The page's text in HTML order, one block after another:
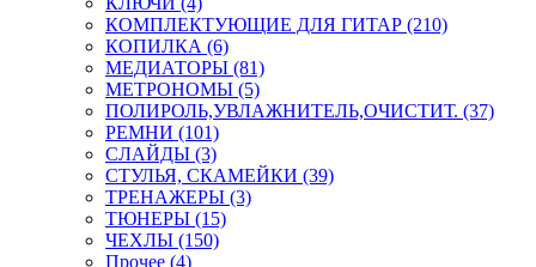
КОМПЛЕКТУЮЩИЕ ДЛЯ ГИТАР (210)
КОПИЛКА (6)
МЕДИАТОРЫ (81)
МЕТРОНОМЫ (5)
ПОЛИРОЛЬ,УВЛАЖНИТЕЛЬ,ОЧИСТИТ. (37)
РЕМНИ (101)
СЛАЙДЫ (3)
СТУЛЬЯ, СКАМЕЙКИ (39)
ТРЕНАЖЕРЫ (3)
ТЮНЕРЫ (15)
ЧЕХЛЫ (150)
Прочее (4)